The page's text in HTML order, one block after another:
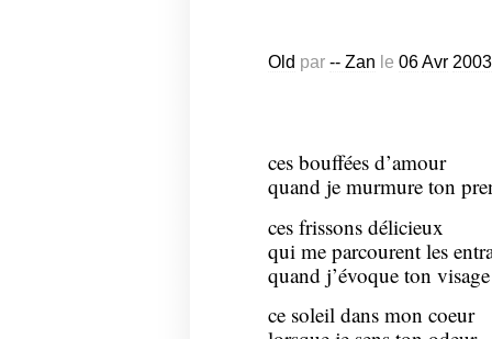
Old par -- Zan le 06Avr 2003
ces bouffées d’amour
quand je murmure ton
ces frissons délicieux
qui me parcourent les
quand j’évoque ton visage
ce soleil dans mon coeur